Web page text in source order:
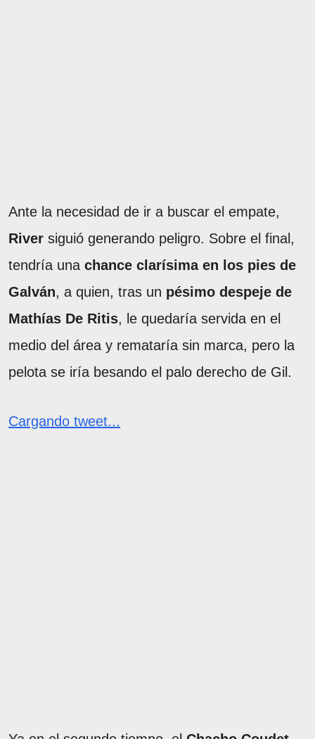
Ante la necesidad de ir a buscar el empate,
River siguió generando peligro. Sobre el final,
tendría una chance clarísima en los pies de
Galván, a quien, tras un pésimo despeje de
Mathías De Ritis, le quedaría servida en el
medio del área y remataría sin marca, pero la
pelota se iría besando el palo derecho de Gil.
Cargando tweet...